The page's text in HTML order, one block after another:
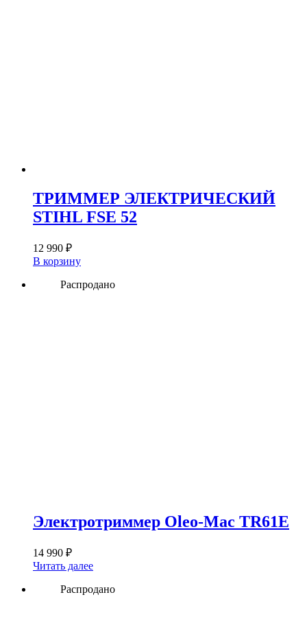
ТРИММЕР ЭЛЕКТРИЧЕСКИЙ
STIHL FSE 52
12 990 ₽
В корзину
Распродано
Электротриммер Oleo-Mac TR61E
14 990 ₽
Читать далее
Распродано